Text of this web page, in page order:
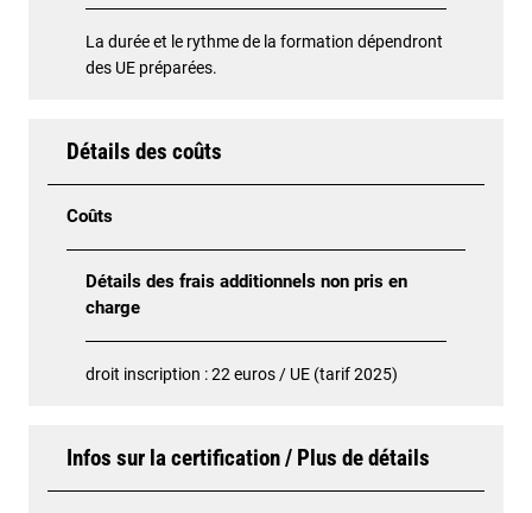
La durée et le rythme de la formation dépendront
des UE préparées.
Détails des coûts
Coûts
Détails des frais additionnels non pris en
charge
droit inscription : 22 euros / UE (tarif 2025)
Infos sur la certification / Plus de détails